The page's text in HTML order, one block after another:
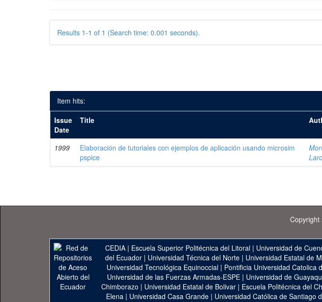
Results 1-1 of 1 (Search time: 0.001 seconds).
Item hits:
Issue
Date
Title
1999
Elaboración de tutoriales con ejemplos de aplicación usando microsim
pspice
Copyright
CEDIA | Escuela Superior Politécnica del Litoral | Universidad de
del Ecuador| Universidad Técnica del Norte| Universidad Estatal de
Universidad Tecnológica Equinoccial| Pontificia Universidad Catolica
Universidad de las Fuerzas Armadas-ESPE | Universidad de
Chimborazo | Universidad Estatal de Bolivar| Escuela Politécnica del
Elena | Universidad Casa Grande | Universidad Católica de Santiago